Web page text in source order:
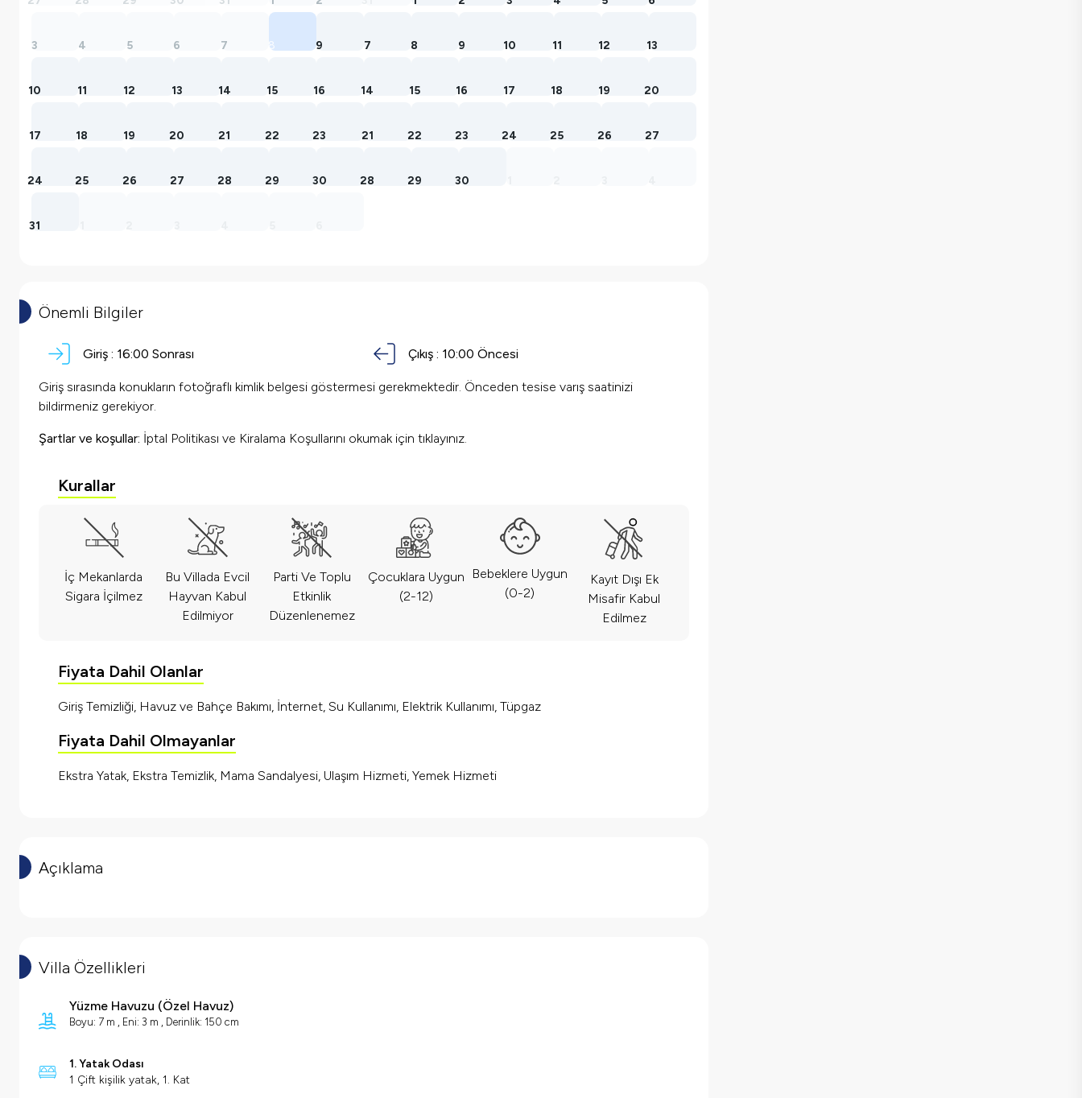
3 4 5 6 7 8 9
10 11 12 13 14 15 16
17 18 19 20 21 22 23
24 25 26 27 28 29 30
31
7 8 9 10 11 12 13
14 15 16 17 18 19 20
21 22 23 24 25 26 27
28 29 30
Önemli Bilgiler
Giriş : 16:00 Sonrası Çıkış : 10:00 Öncesi
Giriş sırasında konukların fotoğraflı kimlik belgesi göstermesi gerekmektedir. Önceden tesise varış saatinizi
bildirmeniz gerekiyor.
Şartlar ve koşullar: İptal Politikası ve Kiralama Koşullarını okumak için tıklayınız.
Kurallar
İç Mekanlarda
Sigara İçilmez
Bu Villada Evcil
Hayvan Kabul
Edilmiyor
Parti Ve Toplu
Etkinlik
Düzenlenemez
Çocuklara Uygun
(2-12)
Bebeklere Uygun
(0-2)
Kayıt Dışı Ek
Misafir Kabul
Edilmez
Fiyata Dahil Olanlar
Giriş Temizliği, Havuz ve Bahçe Bakımı, İnternet, Su Kullanımı, Elektrik Kullanımı, Tüpgaz
Fiyata Dahil Olmayanlar
Ekstra Yatak, Ekstra Temizlik, Mama Sandalyesi, Ulaşım Hizmeti, Yemek Hizmeti
Açıklama
Villa Özellikleri
Yüzme Havuzu (Özel Havuz)
Boyu: 7 m , Eni: 3 m , Derinlik: 150 cm
1. Yatak Odası
1 Çift kişilik yatak, 1. Kat